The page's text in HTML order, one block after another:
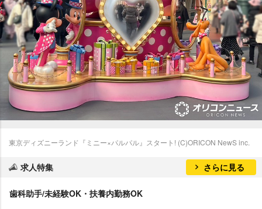
東京ディズニーランド『ミニー×パルパル』スタート! (C)ORICON NewS inc.
求人特集 さらに見る
歯科助手/未経験OK・扶養内勤務OK